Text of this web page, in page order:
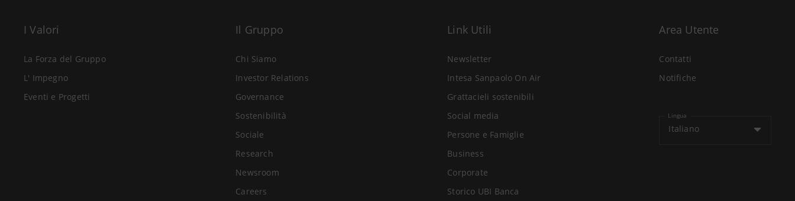
I Valori
La Forza del Gruppo
L' Impegno
Eventi e Progetti
Il Gruppo
Chi Siamo
Investor Relations
Governance
Sostenibilità
Sociale
Research
Newsroom
Careers
Link Utili
Newsletter
Intesa Sanpaolo On Air
Grattacieli sostenibili
Social media
Persone e Famiglie
Business
Corporate
Storico UBI Banca
Area Utente
Contatti
Notifiche
Lingua
Italiano